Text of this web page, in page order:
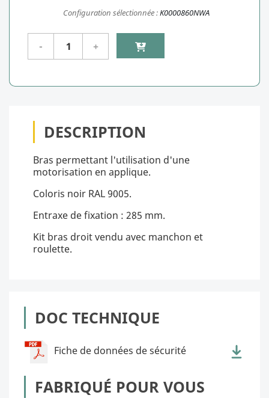
Configuration sélectionnée :K0000860NWA
DESCRIPTION
Bras permettant l'utilisation d'une
motorisation en applique.
Coloris noir RAL 9005.
Entraxe de fixation : 285 mm.
Kit bras droit vendu avec manchon et
roulette.
DOC TECHNIQUE
Fiche de données de sécurité
FABRIQUÉ POUR VOUS